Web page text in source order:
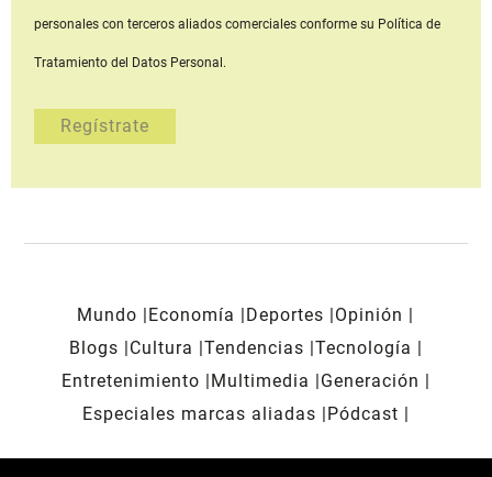
personales con terceros aliados comerciales conforme su Política de
Tratamiento del Datos Personal.
Mundo Economía Deportes
Opinión
Blogs
Cultura Tendencias Tecnología
Entretenimiento
Multimedia
Generación
Especiales marcas aliadas
Pódcast